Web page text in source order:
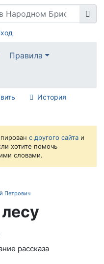
Правила
История
с другого сайта и
хотите помочь
словами.
Петрович
рассказа